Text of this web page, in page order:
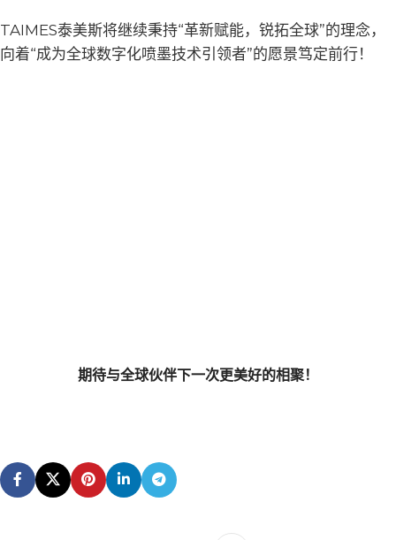
TAIMES泰美斯将继续秉持“革新赋能，锐拓全球”的理念，
向着“成为全球数字化喷墨技术引领者”的愿景笃定前行！
期待与全球伙伴下一次更美好的相聚！